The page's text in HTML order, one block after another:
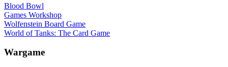
Blood Bowl
Games Workshop
Wolfenstein Board Game
World of Tanks: The Card Game
Wargame